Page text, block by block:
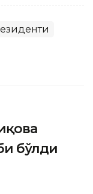
бўлди